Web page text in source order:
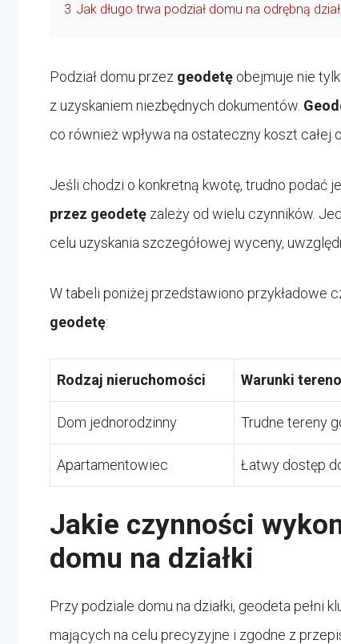
3 Jak długo trwa podział domu na odrębną
Podział domu przez geodetę obejmuje nie
z uzyskaniem niezbędnych dokumentów.
co również wpływa na ostateczny koszt całej
Jeśli chodzi o konkretną kwotę, trudno podać
przez geodetę zależy od wielu czynników.
celu uzyskania szczegółowej wyceny,
W tabeli poniżej przedstawiono przykładowe
geodetę:
Rodzaj nieruchomości Warunki
Dom jednorodzinny Trudne tereny
Apartamentowiec Łatwy dostęp
Jakie czynności
domu na działki
Przy podziale domu na działki, geodeta pełni
mających na celu precyzyjne i zgodne z